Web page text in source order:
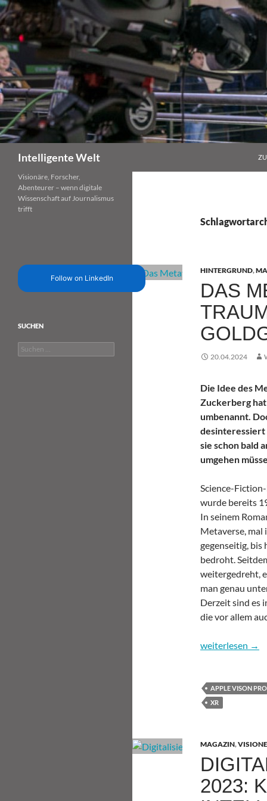
Zum
Inhalt
springen
Intelligente Welt
HINTERGRUND,
DAS
20.04.2024
Die Idee des
Zuckerberg
umbenannt.
desinteressiert
sie schon bald
umgehen
Science-
wurde bereits
In seinem
Metaverse, mal
gegenseitig, bis
bedroht.
weitergedreht,
man genau
Derzeit sind es
die vor allem
Das Metaverse:
weiterlesen →
APPLE VISON
XR
MAGAZIN,
2023:
Visionäre, Forscher,
Abenteurer – wenn digitale
Wissenschaft auf Journalismus
trifft
Follow on LinkedIn
SUCHEN
Suchen
nach: